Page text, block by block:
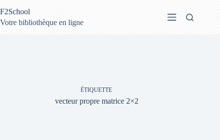
au
contenu
F2School
Votre bibliothèque en ligne
ÉTIQUETTE
vecteur propre matrice 2×2